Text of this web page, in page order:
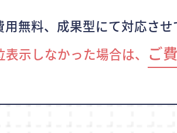
無料、成果型にて対応させ
示しなかった場合は、 ご